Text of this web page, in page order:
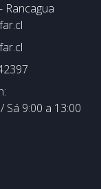
Rancagua
Sá 9:00 a 13:00